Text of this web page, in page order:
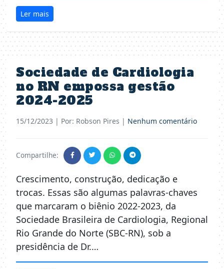
Ler mais
Sociedade de Cardiologia
no RN empossa gestão
2024-2025
15/12/2023 | Por: Robson Pires | Nenhum comentário
Compartilhe:
Crescimento, construção, dedicação e
trocas. Essas são algumas palavras-chaves
que marcaram o biênio 2022-2023, da
Sociedade Brasileira de Cardiologia, Regional
Rio Grande do Norte (SBC-RN), sob a
presidência de Dr.…